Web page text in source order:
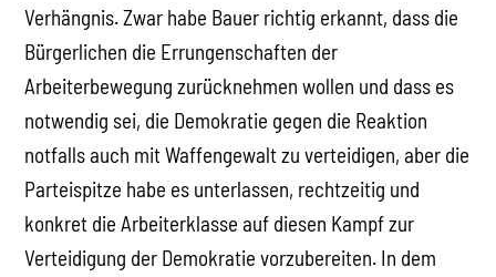
Verhängnis. Zwar habe Bauer richtig erkannt, dass die
Bürgerlichen die Errungenschaften der
Arbeiterbewegung zurücknehmen wollen und dass es
notwendig sei, die Demokratie gegen die Reaktion
notfalls auch mit Waffengewalt zu verteidigen, aber die
Parteispitze habe es unterlassen, rechtzeitig und
konkret die Arbeiterklasse auf diesen Kampf zur
Verteidigung der Demokratie vorzubereiten. In dem